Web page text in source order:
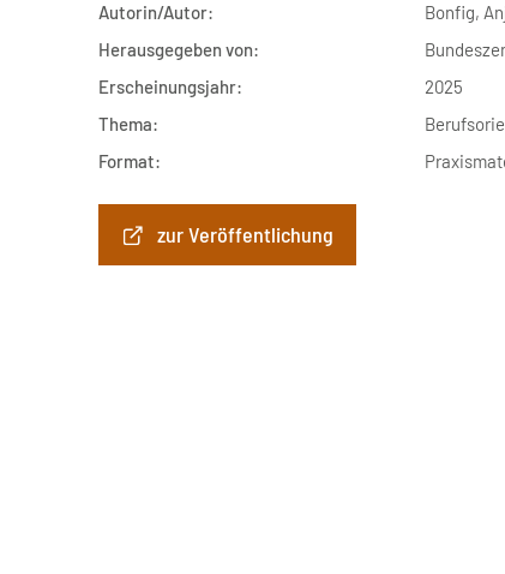
Autorin/Autor:
Bonfig,
Herausgegeben von:
Erscheinungsjahr:
2025
Thema:
Format:
zur Veröffentlichung